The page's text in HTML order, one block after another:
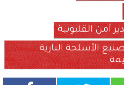
أمن القليوبية
الأسلحة النارية